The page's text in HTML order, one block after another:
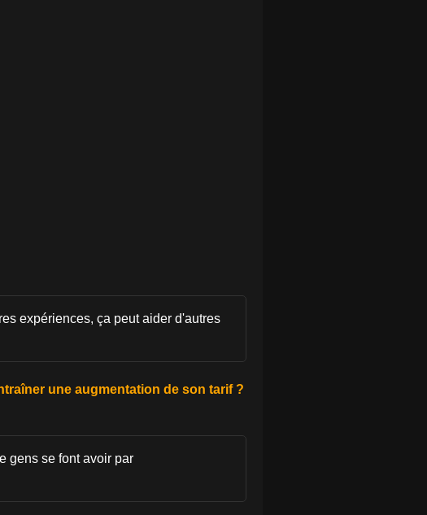
expériences, ça peut aider d'autres
une augmentation de son tarif ?
gens se font avoir par